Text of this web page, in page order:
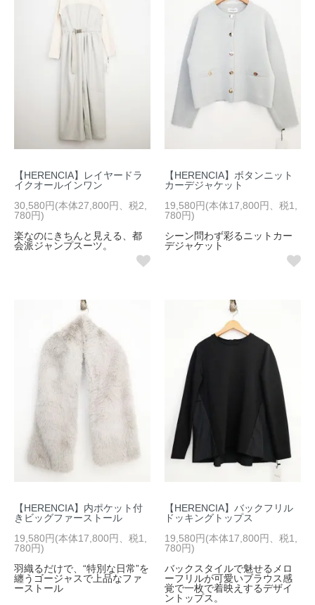
【HERENCIA】レイヤードラ
イクオールインワン
30,580円(本体27,800円、税2,
780円)
楽なのにきちんと見える、都
会派ジャンプスーツ。
【HERENCIA】ボタンニット
カーデジャケット
19,580円(本体17,800円、税1,
780円)
シーン問わず彩るニットカー
デジャケット
【HERENCIA】内ポケット付
きビッグファーストール
19,580円(本体17,800円、税1,
780円)
羽織るだけで、“特別な日常”を
纏うゴージャスで上品なファ
ーストール
【HERENCIA】バックフリル
ドッキングトップス
19,580円(本体17,800円、税1,
780円)
バックスタイルで魅せるメロ
ーフリルが可愛いブラウス感
覚で一枚で着映えするデザイ
ントップス。